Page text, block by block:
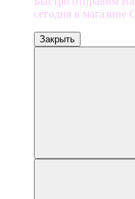
сегодня в
Закрыть